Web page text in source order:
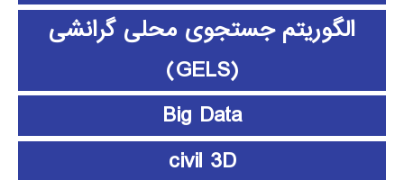
الگوریتم جستجوی محلی گرانشی
(GELS)
Big Data
civil 3D